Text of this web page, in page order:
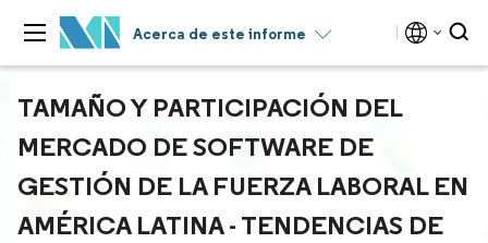
Acerca de este informe
TAMAÑO Y PARTICIPACIÓN DEL
MERCADO DE SOFTWARE DE
GESTIÓN DE LA FUERZA LABORAL EN
AMÉRICA LATINA - TENDENCIAS DE